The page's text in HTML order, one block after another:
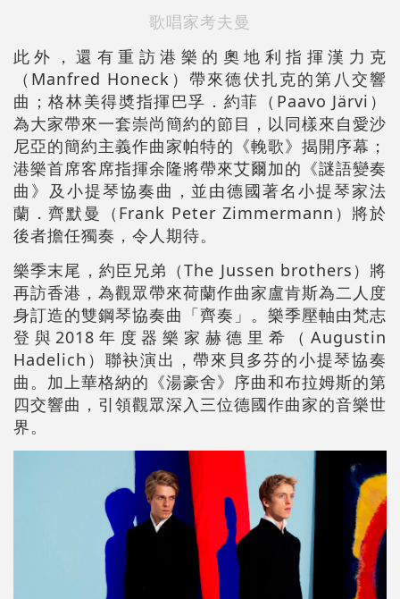
歌唱家考夫曼
此外，還有重訪港樂的奧地利指揮漢力克
（Manfred Honeck）帶來德伏扎克的第八交響
曲；格林美得奬指揮巴孚．約菲（Paavo Järvi）
為大家帶來一套崇尚簡約的節目，以同樣來自愛沙
尼亞的簡約主義作曲家帕特的《輓歌》揭開序幕；
港樂首席客席指揮余隆將帶來艾爾加的《謎語變奏
曲》及小提琴協奏曲，並由德國著名小提琴家法
蘭．齊默曼（Frank Peter Zimmermann）將於
後者擔任獨奏，令人期待。
樂季末尾，約臣兄弟（The Jussen brothers）將
再訪香港，為觀眾帶來荷蘭作曲家盧肯斯為二人度
身訂造的雙鋼琴協奏曲「齊奏」。樂季壓軸由梵志
登與2018年度器樂家赫德里希（Augustin
Hadelich）聯袂演出，帶來貝多芬的小提琴協奏
曲。加上華格納的《湯豪舍》序曲和布拉姆斯的第
四交響曲，引領觀眾深入三位德國作曲家的音樂世
界。